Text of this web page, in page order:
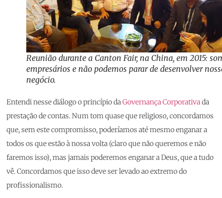
Reunião durante a Canton Fair, na China, em 2015:
empresários e não podemos parar de desenvolver
negócio.
Entendi nesse diálogo o princípio daGovernança Corporativada
prestação de contas. Num tom quase que religioso, concordamos
que, sem este compromisso, poderíamos até mesmo enganar a
todos os que estão à nossa volta (claro que não queremos e não
faremos isso), mas jamais poderemos enganar a Deus, que a tudo
vê. Concordamos que isso deve ser levado ao extremo do
profissionalismo.